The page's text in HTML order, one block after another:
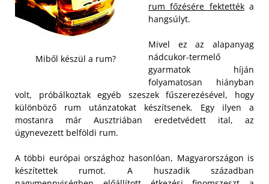
Miből készül a rum?
rum főzésére fektettéka
hangsúlyt.
Mivel ez az alapanyag
nádcukor-termelő
gyarmatok híján
folyamatosan hiányban
volt, próbálkoztak egyéb szeszek fűszerezésével, hogy
különböző rum utánzatokat készítsenek. Egy ilyen a
mostanra már Ausztriában eredetvédett ital, az
úgynevezett belföldi rum.
A többi európai országhoz hasonlóan, Magyarországon is
készítettek rumot. A huszadik században